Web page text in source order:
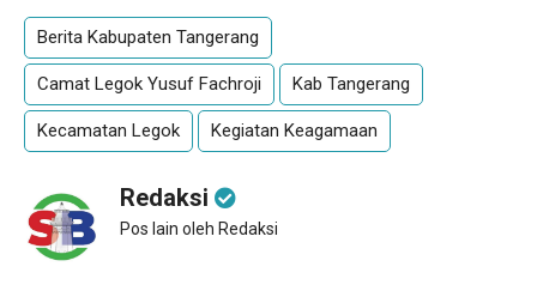
Berita Kabupaten Tangerang
Camat Legok Yusuf Fachroji Kab Tangerang
Kecamatan Legok Kegiatan Keagamaan
Redaksi
Pos lain oleh Redaksi